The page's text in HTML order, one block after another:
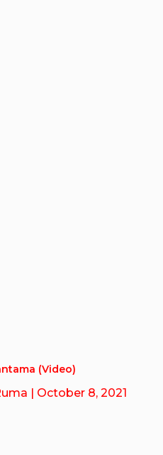
(Video)
| October 8, 2021